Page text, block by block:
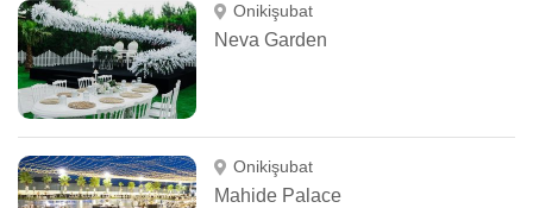
Onikişubat
Neva Garden
Onikişubat
Mahide Palace